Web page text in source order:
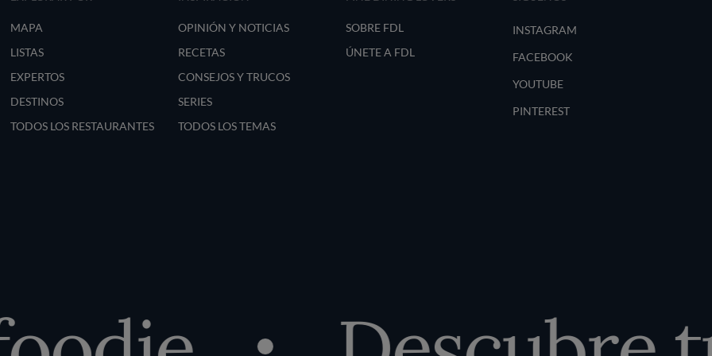
MAPA
LISTAS
EXPERTOS
DESTINOS
TODOS LOS RESTAURANTES
OPINIÓN Y NOTICIAS
RECETAS
CONSEJOS Y TRUCOS
SERIES
TODOS LOS TEMAS
SOBRE FDL
ÚNETE A FDL
INSTAGRAM
FACEBOOK
YOUTUBE
PINTEREST